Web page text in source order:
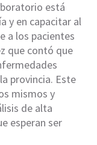
está
y en capacitar al
a los pacientes
que contó que
provincia. Este
mismos y
de alta
esperan ser